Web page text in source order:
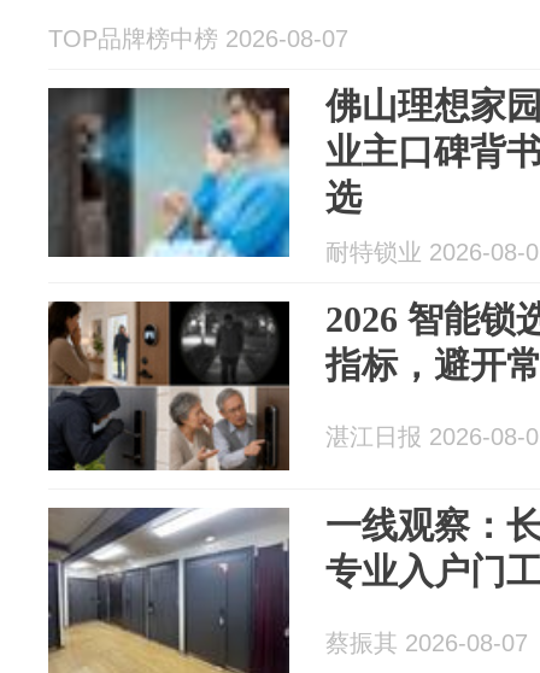
TOP品牌榜中榜 2026-08-07
佛山理想家
业主口碑背
选
耐特锁业 2026-08-
2026 智能锁
指标，避开
湛江日报 2026-08-
一线观察：
专业入户门
蔡振其 2026-08-07